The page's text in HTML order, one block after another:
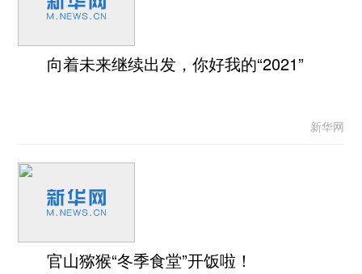
向着未来继续出发，你好我的“2021”
新华网
官山猕猴“冬季食堂”开饭啦！